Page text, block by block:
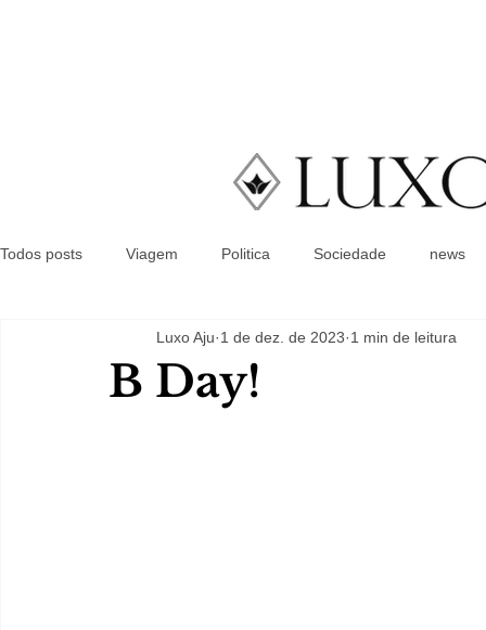
Todos posts Viagem Politica Sociedade news
B Day!
Luxo Aju 1 de dez. de 2023 1 min de leitura